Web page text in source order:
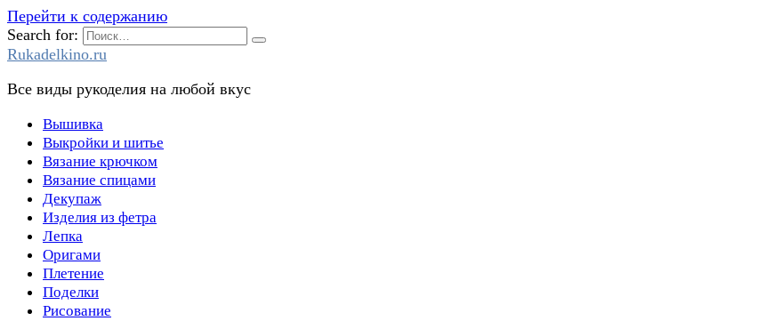
Перейти к содержанию
Search for:
Rukadelkino.ru
Все виды рукоделия на любой вкус
Вышивка
Выкройки и шитье
Вязание крючком
Вязание спицами
Декупаж
Изделия из фетра
Лепка
Оригами
Плетение
Поделки
Рисование